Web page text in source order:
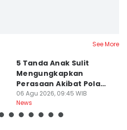
See More
5 Tanda Anak Sulit
Mengungkapkan
Perasaan Akibat Pola
Asuh Orangtua
06 Agu 2026, 09:45 WIB
News